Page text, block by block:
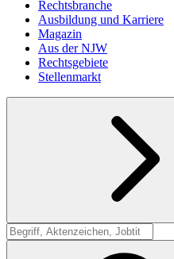
Rechtsbranche
Ausbildung und Karriere
Magazin
Aus der NJW
Rechtsgebiete
Stellenmarkt
Suche